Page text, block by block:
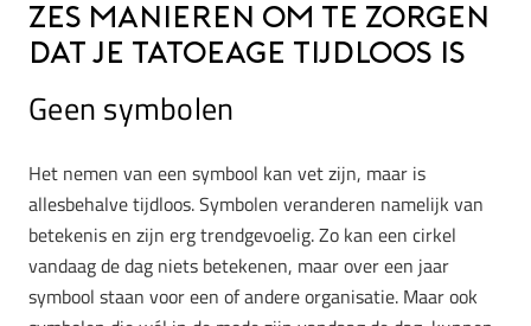
Zes manieren om te zorgen
dat je tatoeage tijdloos is
Geen symbolen
Het nemen van een symbool kan vet zijn, maar is
allesbehalve tijdloos. Symbolen veranderen namelijk van
betekenis en zijn erg trendgevoelig. Zo kan een cirkel
vandaag de dag niets betekenen, maar over een jaar
symbool staan voor een of andere organisatie. Maar ook